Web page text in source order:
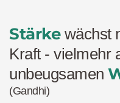
Stärke wächst
Kraft - vielmehr
unbeugsamen
(Gandhi)